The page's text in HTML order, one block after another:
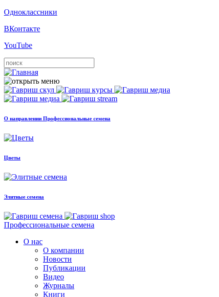
Одноклассники
ВКонтакте
YouTube
О направлении Профессиональные семена
Цветы
Элитные семена
Профессиональные семена
О нас
О компании
Новости
Публикации
Видео
Журналы
Книги